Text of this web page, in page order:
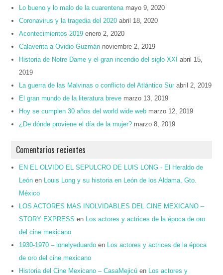
Lo bueno y lo malo de la cuarentena mayo 9, 2020
Coronavirus y la tragedia del 2020 abril 18, 2020
Acontecimientos 2019 enero 2, 2020
Calaverita a Ovidio Guzmán noviembre 2, 2019
Historia de Notre Dame y el gran incendio del siglo XXI
abril 15,
2019
La guerra de las Malvinas o conflicto del Atlántico Sur abril 2, 2019
El gran mundo de la literatura breve marzo 13, 2019
Hoy se cumplen 30 años del world wide web marzo 12, 2019
¿De dónde proviene el día de la mujer? marzo 8, 2019
Comentarios recientes
EN EL OLVIDO EL SEPULCRO DE LUIS LONG - El Heraldo de
León en
Louis Long y su historia en León de los Aldama, Gto.
México
LOS ACTORES MAS INOLVIDABLES DEL CINE MEXICANO –
STORY EXPRESS en
Los actores y actrices de la época de oro
del cine mexicano
1930-1970 – lonelyeduardo en
Los actores y actrices de la época
de oro del cine mexicano
Historia del Cine Mexicano – CasaMejicú en
Los actores y